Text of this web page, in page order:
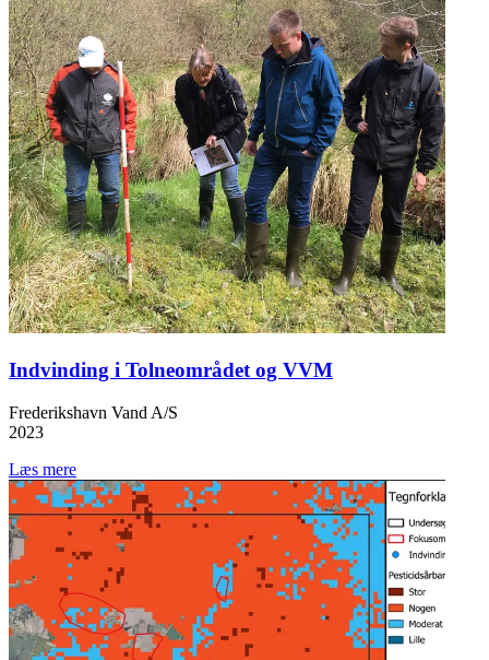
Indvinding i Tolneområdet og VVM
Frederikshavn Vand A/S
2023
Læs mere